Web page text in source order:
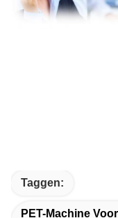
Taggen:
PET-Machine